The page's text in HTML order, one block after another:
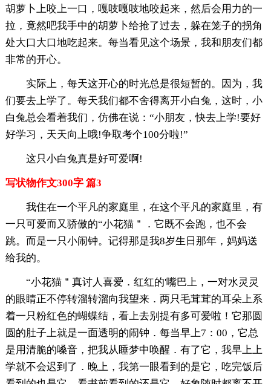
胡萝卜上咬上一口，嘎吱嘎吱地咬起来，然后会用力的一
拉，竟然吧我手中的胡萝卜给抢了过去，躲在笼子的拐角
处大口大口地吃起来。每当看见这个场景，我和朋友们都
非常的开心。
实际上，每天这开心的时光总是很短暂的。因为，我
们要去上学了。每天我们都不舍得离开小白兔，这时，小
白兔总会看着我们，仿佛在说：“小朋友，快去上学!要好
好学习，天天向上哦!争取考个100分啦!”
这只小白兔真是好可爱啊!
写状物作文300字 篇3
我住在一个平凡的家庭里，在这个平凡的家庭里，有
一只可爱而又骄傲的“小花猫＂．它既不会跑，也不会
跳。而是一只小闹钟。记得那是我8岁生日那年，妈妈送
给我的。
“小花猫＂真讨人喜爱．红红的'嘴巴上，一对水灵灵
的眼睛正不停转溜转溜向我望来．两只毛茸茸的耳朵上系
着一只粉红色的蝴蝶结，看上去别提有多可爱啦！它那圆
圆的肚子上就是一面透明的闹钟．每当早上7：00，它总
是用清脆的嗓音，把我从睡梦中唤醒．有了它，我早上上
学就不会迟到了．晚上，我第一眼看到的是它，吃完饭后